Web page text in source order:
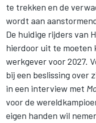
te trekken en de
wordt aan
De huidige rijders van
hierdoor uit te moeten
werkgever voor 2027.
bij een beslissing over
in een interview met
voor de
eigen handen wil